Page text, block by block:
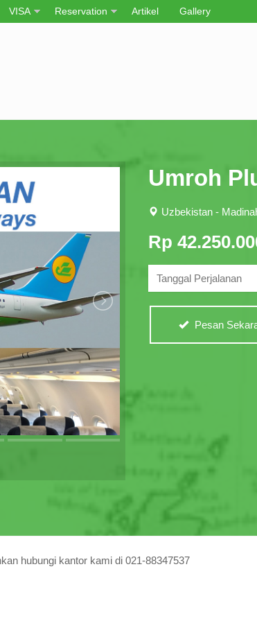
VISA Reservation Artikel Gallery
Umroh
Uzbekistan -
Rp
Pesan
hubungi kantor kami di 021-88347537